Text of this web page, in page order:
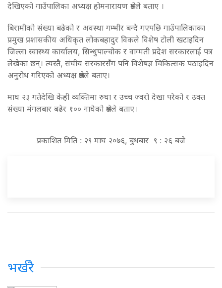
देखिएको गाउँपालिका अध्यक्ष होमनारायण श्रेष्ठले बताए ।
बिरामीको संख्या बढेको र अवस्था गम्भीर बन्दै गएपछि गाउँपालिकाका
प्रमुख प्रशासकीय अधिकृत लोकबहादुर विकले विशेष टोली खटाइदिन
जिल्ला स्वास्थ्य कार्यालय, सिन्धुपाल्चोक र वाग्मती प्रदेश सरकारलाई पत्र
लेखेका छन्। त्यस्तै, संघीय सरकारसँग पनि विशेषज्ञ चिकित्सक पठाइदिन
अनुरोध गरिएको अध्यक्ष श्रेष्ठले बताए।
माघ २३ गतेदेखि केही व्यक्तिमा रुघा र उच्च ज्वरो देखा परेको र उक्त
संख्या मंगलबार बढेर १०० नाघेको श्रेष्ठले बताए।
प्रकाशित मिति : २९ माघ २०७६, बुधबार ९ : २६ बजे
भर्खरै